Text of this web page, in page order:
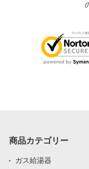
商品カテゴリー
ガス給湯器